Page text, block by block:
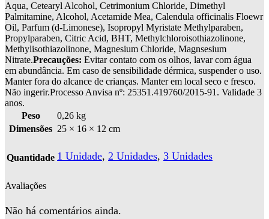
Aqua, Cetearyl Alcohol, Cetrimonium Chloride, Dimethyl
Palmitamine, Alcohol, Acetamide Mea, Calendula officinalis Floewr
Oil, Parfum (d-Limonese), Isopropyl Myristate Methylparaben,
Propylparaben, Citric Acid, BHT, Methylchloroisothiazolinone,
Methylisothiazolinone, Magnesium Chloride, Magnsesium
Nitrate.Precauções: Evitar contato com os olhos, lavar com água
em abundância. Em caso de sensibilidade dérmica, suspender o uso.
Manter fora do alcance de crianças. Manter em local seco e fresco.
Não ingerir.Processo Anvisa nº: 25351.419760/2015-91. Validade 3
anos.
Peso
0,26 kg
Dimensões 25 × 16 × 12 cm
Quantidade 1 Unidade, 2 Unidades, 3 Unidades
Avaliações
Não há comentários ainda.